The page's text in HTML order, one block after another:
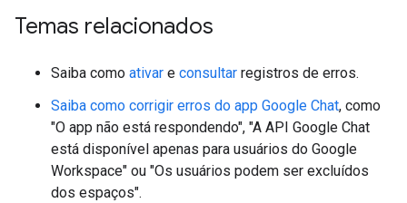
Temas relacionados
Saiba como ativar e consultar registros de erros.
Saiba como corrigir erros do app Google Chat, como
"O app não está respondendo", "A API Google Chat
está disponível apenas para usuários do Google
Workspace" ou "Os usuários podem ser excluídos
dos espaços".